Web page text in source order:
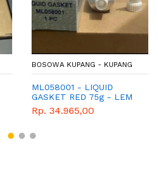
BOSOWA KUPANG - KUPANG
ML058001 - LIQUID
GASKET RED 75g - LEM
MERAH
Rp. 34.965,00